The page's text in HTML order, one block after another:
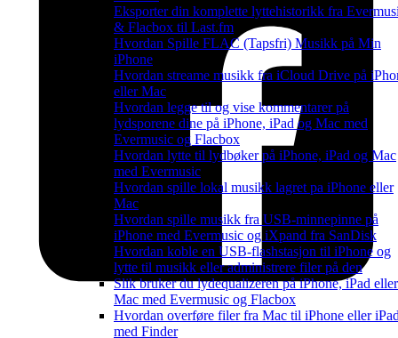
Eksporter din komplette lyttehistorikk fra
& Flacbox til Last.fm
Hvordan Spille FLAC (Tapsfri) Musikk på Min
iPhone
Hvordan streame musikk fra iCloud Drive på
eller Mac
Hvordan legge til og vise kommentarer på
lydsporene dine på iPhone, iPad og Mac med
Evermusic og Flacbox
Hvordan lytte til lydbøker på iPhone, iPad og Mac
med Evermusic
Hvordan spille lokal musikk lagret pa iPhone eller
Mac
Hvordan spille musikk fra USB-minnepinne på
iPhone med Evermusic og iXpand fra SanDisk
Hvordan koble en USB-flashstasjon til iPhone og
lytte til musikk eller administrere filer på den
Slik bruker du lydequalizeren på iPhone, iPad eller
Mac med Evermusic og Flacbox
Hvordan overføre filer fra Mac til iPhone eller
med Finder